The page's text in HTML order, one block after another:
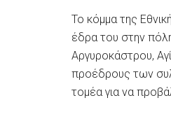
Το κόμμα της
έδρα του στην
Αργυροκάστρου,
προέδρους των
τομέα για να